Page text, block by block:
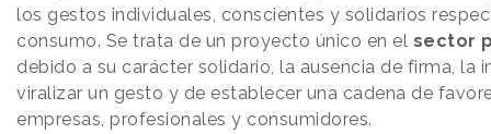
los gestos individuales, conscientes y solidarios
consumo. Se trata de un proyecto único en el sector
debido a su carácter solidario, la ausencia de firma, la
viralizar un gesto y de establecer una cadena de
empresas, profesionales y consumidores.